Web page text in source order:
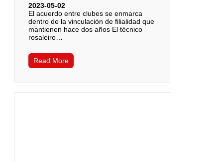
2023-05-02
El acuerdo entre clubes se enmarca
dentro de la vinculación de filialidad que
mantienen hace dos años El técnico
rosaleiro…
Read More